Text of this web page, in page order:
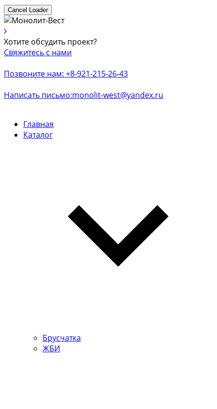
Cancel Loader
Хотите обсудить проект?
Свяжитесь с нами
Позвоните нам: +8-921-215-26-43
Написать письмо:monolit-west@yandex.ru
Главная
Каталог
Брусчатка
ЖБИ